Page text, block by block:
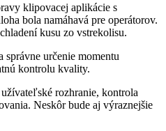
klipovacej aplikácie s
bola namáhavá pre operátorov.
kusu zo vstrekolisu.
určenie momentu
kontrolu kvality.
rozhranie, kontrola
Neskôr bude aj výraznejšie